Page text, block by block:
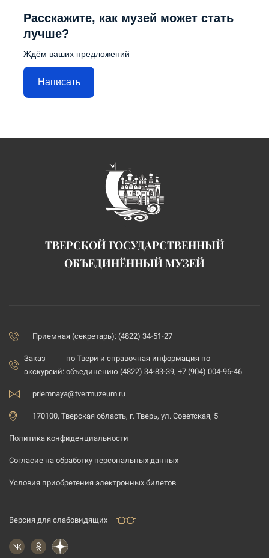
Расскажите, как музей может стать
лучше?
Ждём ваших предложений
Написать
ТВЕРСКОЙ ГОСУДАРСТВЕННЫЙ
ОБЪЕДИНЁННЫЙ МУЗЕЙ
Приемная (секретарь): (4822) 34-51-27
Заказ
экскурсий:
по Твери и справочная информация по
объединению (4822) 34-83-39, +7 (904) 004-96-46
priemnaya@tvermuzeum.ru
170100, Тверская область, г. Тверь, ул. Советская, 5
Политика конфиденциальности
Согласие на обработку персональных данных
Условия приобретения электронных билетов
Версия для слабовидящих